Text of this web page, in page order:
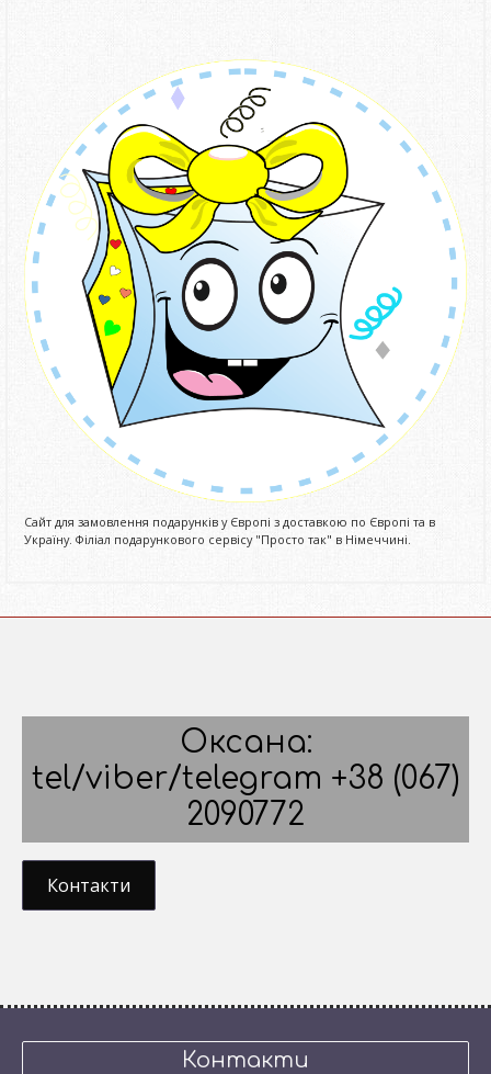
Сайт для замовлення подарунків у Європі з доставкою по Європі та в
Україну. Філіал подарункового сервісу "Просто так" в Німеччині.
Оксана:
tel/viber/telegram +38 (067)
2090772
Контакти
Контакти